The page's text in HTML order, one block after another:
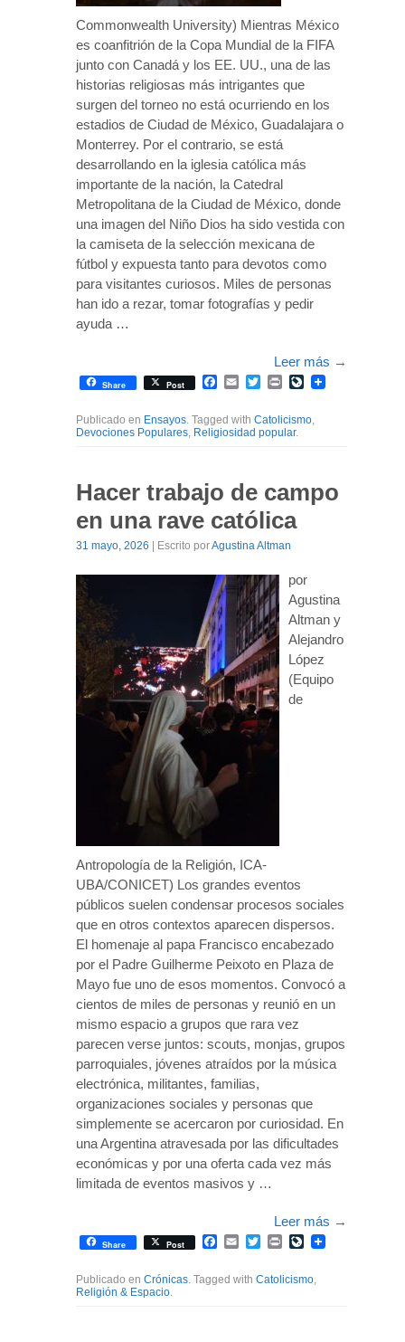
Commonwealth University) Mientras México
es coanfitrión de la Copa Mundial de la FIFA
junto con Canadá y los EE. UU., una de las
historias religiosas más intrigantes que
surgen del torneo no está ocurriendo en los
estadios de Ciudad de México, Guadalajara o
Monterrey. Por el contrario, se está
desarrollando en la iglesia católica más
importante de la nación, la Catedral
Metropolitana de la Ciudad de México, donde
una imagen del Niño Dios ha sido vestida con
la camiseta de la selección mexicana de
fútbol y expuesta tanto para devotos como
para visitantes curiosos. Miles de personas
han ido a rezar, tomar fotografías y pedir
ayuda …
Leer más →
Share Post Facebook
EmailTwitterPrintLiveJournal
Publicado en Ensayos. Tagged with Catolicismo,
Devociones Populares, Religiosidad popular.
Hacer trabajo de campo
en una rave católica
31 mayo, 2026 | Escrito porAgustina Altman
por
Agustina
Altman y
Alejandro
López
(Equipo
de
Antropología de la Religión, ICA-
UBA/CONICET) Los grandes eventos
públicos suelen condensar procesos sociales
que en otros contextos aparecen dispersos.
El homenaje al papa Francisco encabezado
por el Padre Guilherme Peixoto en Plaza de
Mayo fue uno de esos momentos. Convocó a
cientos de miles de personas y reunió en un
mismo espacio a grupos que rara vez
parecen verse juntos: scouts, monjas, grupos
parroquiales, jóvenes atraídos por la música
electrónica, militantes, familias,
organizaciones sociales y personas que
simplemente se acercaron por curiosidad. En
una Argentina atravesada por las dificultades
económicas y por una oferta cada vez más
limitada de eventos masivos y …
Leer más →
Share Post Facebook
EmailTwitterPrintLiveJournal
Publicado en Crónicas. Tagged with Catolicismo,
Religión & Espacio.